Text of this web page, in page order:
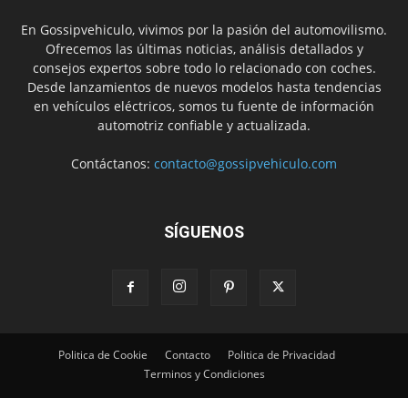
En Gossipvehiculo, vivimos por la pasión del automovilismo.
Ofrecemos las últimas noticias, análisis detallados y
consejos expertos sobre todo lo relacionado con coches.
Desde lanzamientos de nuevos modelos hasta tendencias
en vehículos eléctricos, somos tu fuente de información
automotriz confiable y actualizada.
Contáctanos: contacto@gossipvehiculo.com
SÍGUENOS
Politica de Cookie Contacto
Politica de Privacidad
Terminos y Condiciones